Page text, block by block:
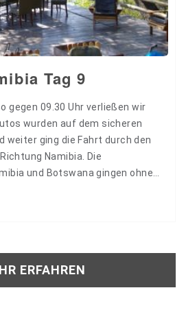
Tag 9
gegen 09.30 Uhr verließen wir
wurden auf dem sicheren
weiter ging die Fahrt durch den
Namibia. Die
und Botswana gingen ohne
Picknicks ein. Grillkohlen plus
ERFAHREN